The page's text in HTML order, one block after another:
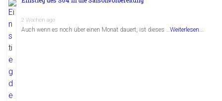
2 Wochen ago
Auch wenn es noch über einen Monat dauert, ist dieses …Weiterlesen...